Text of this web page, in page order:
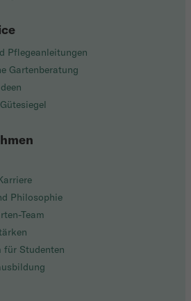
Pflegeanleitungen
Gartenberatung
Philosophie
Team
für Studenten